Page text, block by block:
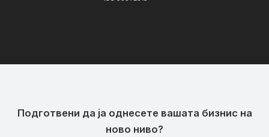
Подготвени да ја однесете вашата бизнис на
ново ниво?